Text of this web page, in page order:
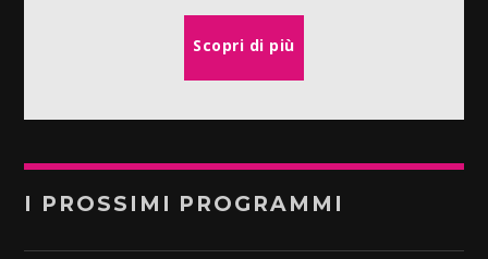
Scopri di più
I PROSSIMI PROGRAMMI